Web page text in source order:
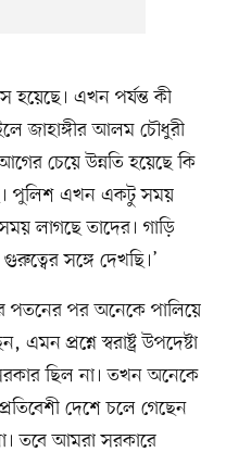
হয়েছে। এখন পর্যন্ত কী
জাহাঙ্গীর আলম চৌধুরী
চেয়ে উন্নতি হয়েছে কি
পুলিশ এখন একটু সময়
লাগছে তাদের। গাড়ি
সঙ্গে দেখছি।’
পর অনেকে পালিয়ে
প্রশ্নে স্বরাষ্ট্র উপদেষ্টা
ছিল না। তখন অনেকে
দেশে চলে গেছেন
তবে আমরা সরকারে